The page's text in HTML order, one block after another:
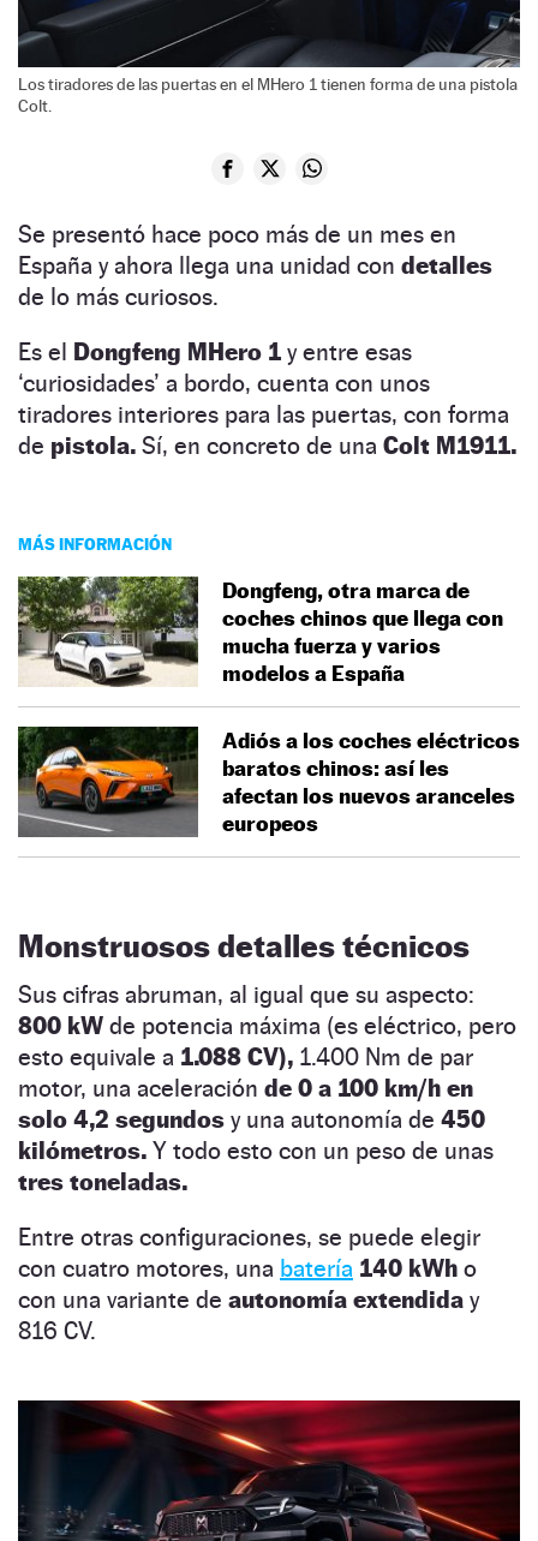
Los tiradores de las puertas en el MHero 1 tienen forma de una pistola
Colt.
Se presentó hace poco más de un mes en
España y ahora llega una unidad con detalles
de lo más curiosos.
Es el Dongfeng MHero 1 y entre esas
‘curiosidades’ a bordo, cuenta con unos
tiradores interiores para las puertas, con forma
de pistola. Sí, en concreto de una Colt M1911.
MÁS INFORMACIÓN
Dongfeng, otra marca de
coches chinos que llega con
mucha fuerza y varios
modelos a España
Adiós a los coches eléctricos
baratos chinos: así les
afectan los nuevos aranceles
europeos
Monstruosos detalles técnicos
Sus cifras abruman, al igual que su aspecto:
800 kW de potencia máxima (es eléctrico, pero
esto equivale a 1.088 CV), 1.400 Nm de par
motor, una aceleración de 0 a 100 km/h en
solo 4,2 segundos y una autonomía de 450
kilómetros. Y todo esto con un peso de unas
tres toneladas.
Entre otras configuraciones, se puede elegir
con cuatro motores, una batería 140 kWh o
con una variante de autonomía extendida y
816 CV.